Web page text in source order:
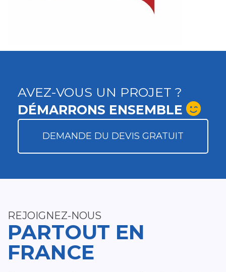
AVEZ-VOUS UN PROJET ?
DÉMARRONS ENSEMBLE
DEMANDE DU DEVIS GRATUIT
REJOIGNEZ-NOUS
PARTOUT EN
FRANCE